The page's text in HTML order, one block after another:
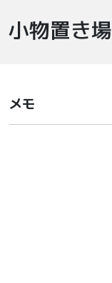
小物置き場
メモ